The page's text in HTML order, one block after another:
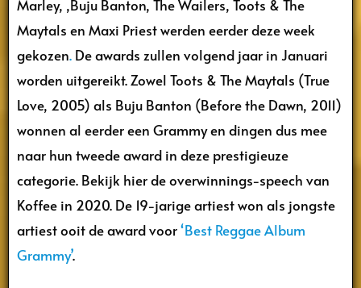
Marley, ,Buju Banton, The Wailers, Toots & The
Maytals en Maxi Priest werden eerder deze week
gekozen.​ De awards zullen volgend jaar in Januari
worden uitgereikt. Zowel Toots & The Maytals (True
Love, 2005) als Buju Banton (Before the Dawn, 2011)
wonnen al eerder een Grammy en dingen dus mee
naar hun tweede award in deze prestigieuze
categorie. Bekijk hier de overwinnings-speech van
Koffee in 2020. De 19-jarige artiest won als jongste
artiest ooit de award voor‘Best Reggae Album
Grammy’.